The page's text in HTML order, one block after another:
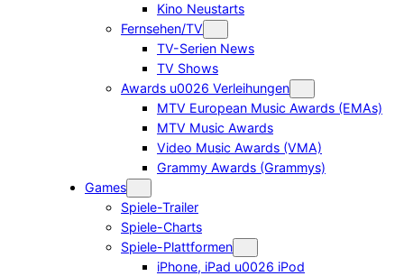
Kino Neustarts
Fernsehen/TV
TV-Serien News
TV Shows
Awards u0026 Verleihungen
MTV European Music Awards (EMAs)
MTV Music Awards
Video Music Awards (VMA)
Grammy Awards (Grammys)
Games
Spiele-Trailer
Spiele-Charts
Spiele-Plattformen
iPhone, iPad u0026 iPod